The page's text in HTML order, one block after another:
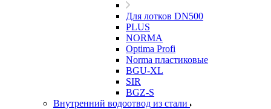
Для лотков DN500
PLUS
NORMA
Optima Profi
Norma пластиковые
BGU-XL
SIR
BGZ-S
Внутренний водоотвод из стали